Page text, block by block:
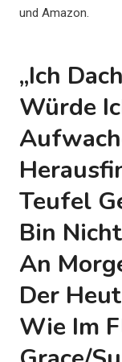
und Amazon.
„Ich
Würde
Teufel
Bin
An
Der
Wie Im